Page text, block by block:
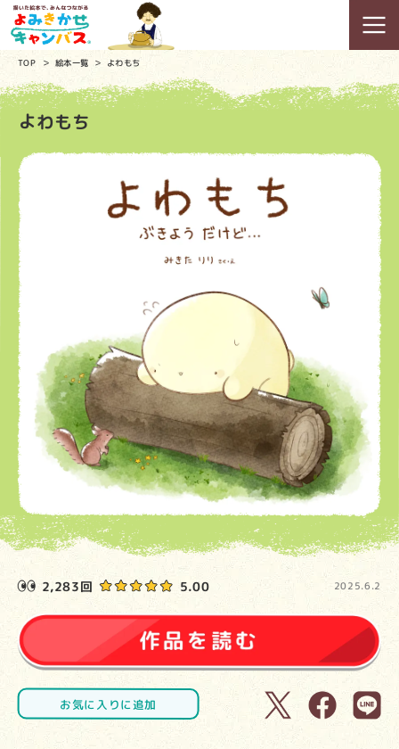
TOP 絵本一覧 よわもち
よわもち
2,283回 5.00 2025.6.2
お気に入りに追加